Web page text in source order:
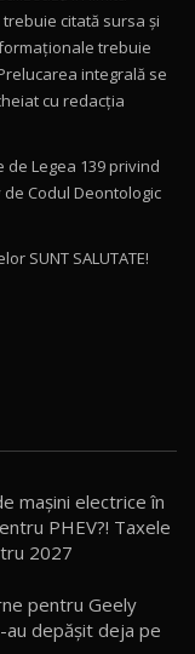
4MATIC+ / Test
AutoBlog.MD
/ AutoBlog.MD
întoarcă după el
citată sursa și
trebuie
integrală se
cu redacţia
Legea 139 privind
Codul Deontologic
SUNT SALUTATE!
mașini electrice în
PHEV?! Taxele
2027
pentru Geely
depășit deja pe